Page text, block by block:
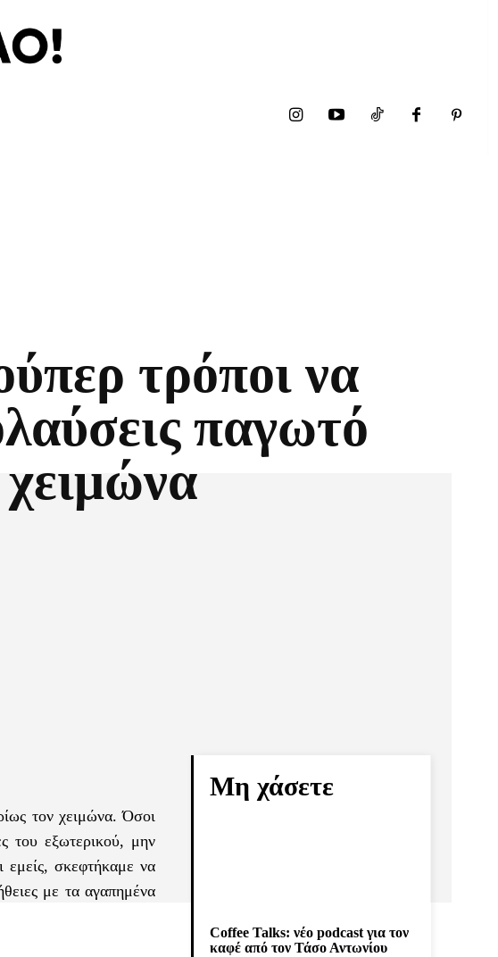
τρόποι να
παγωτό
τον χειμώνα. Όσοι
του εξωτερικού, μην
εμείς, σκεφτήκαμε να
με τα αγαπημένα
Μη χάσετε
Coffee Talks: νέο podcast για τον
καφέ από τον Τάσο Αντωνίου